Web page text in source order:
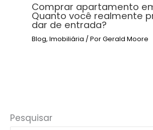
Comprar apartamento
Quanto você realmente
dar de entrada?
Blog,Imobiliária / PorGerald Moore
Pesquisar